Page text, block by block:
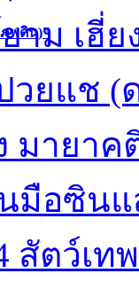
พดิน)”ม เฮี่ย
วยแช (
มายา
มือซิน
สัตว์เทพ